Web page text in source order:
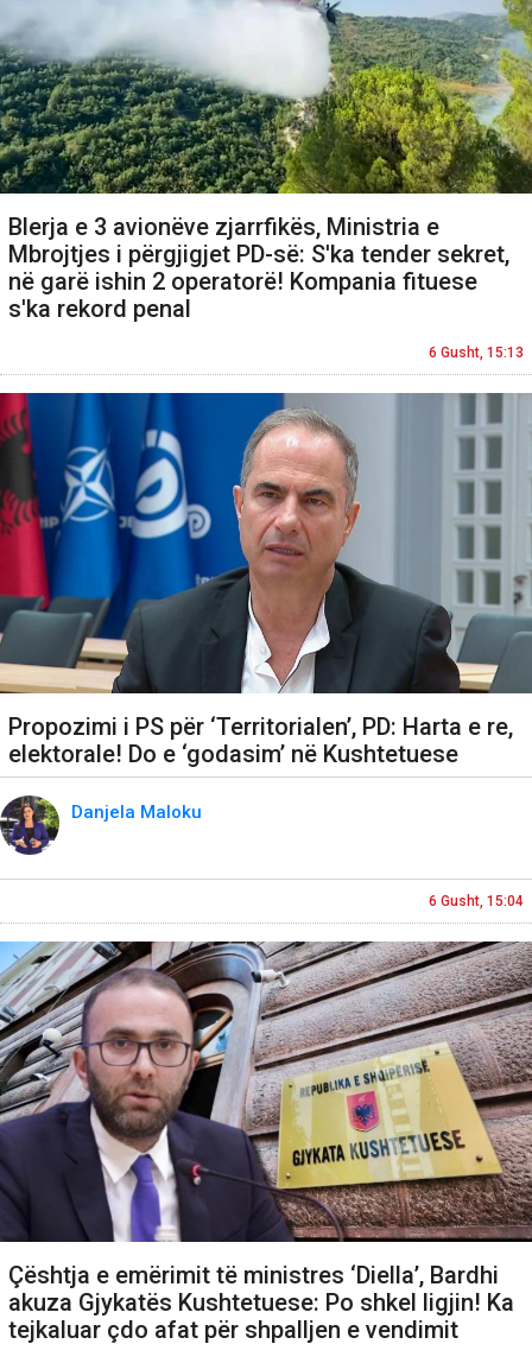
Blerja e 3 avionëve zjarrfikës, Ministria e
Mbrojtjes i përgjigjet PD-së: S'ka tender sekret,
në garë ishin 2 operatorë! Kompania fituese
s'ka rekord penal
6 Gusht, 15:13
Propozimi i PS për ‘Territorialen’, PD: Harta e re,
elektorale! Do e ‘godasim’ në Kushtetuese
Danjela Maloku
6 Gusht, 15:04
Çështja e emërimit të ministres ‘Diella’, Bardhi
akuza Gjykatës Kushtetuese: Po shkel ligjin! Ka
tejkaluar çdo afat për shpalljen e vendimit